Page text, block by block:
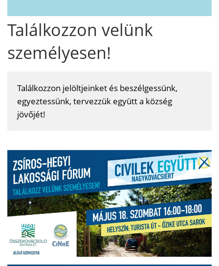
Találkozzon velünk
személyesen!
Találkozzon jelöltjeinket és beszélgessünk,
egyeztessünk, tervezzük együtt a község
jövőjét!